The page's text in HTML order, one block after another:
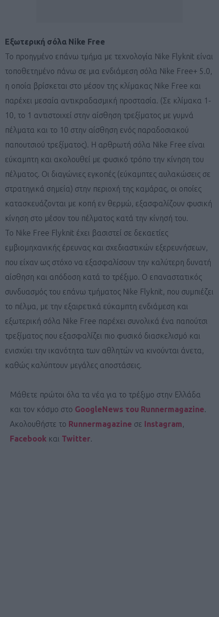
Εξωτερική σόλα Nike Free
Το προηγμένο επάνω τμήμα με τεχνολογία Nike Flyknit είναι
τοποθετημένο πάνω σε μια ενδιάμεση σόλα Nike Free+ 5.0,
η οποία βρίσκεται στο μέσον της κλίμακας Nike Free και
παρέχει μεσαία αντικραδασμική προστασία. (Σε κλίμακα 1-
10, το 1 αντιστοιχεί στην αίσθηση τρεξίματος με γυμνά
πέλματα και το 10 στην αίσθηση ενός παραδοσιακού
παπουτσιού τρεξίματος). Η αρθρωτή σόλα Nike Free είναι
εύκαμπτη και ακολουθεί με φυσικό τρόπο την κίνηση του
πέλματος. Οι διαγώνιες εγκοπές (εύκαμπτες αυλακώσεις σε
στρατηγικά σημεία) στην περιοχή της καμάρας, οι οποίες
κατασκευάζονται με κοπή εν θερμώ, εξασφαλίζουν φυσική
κίνηση στο μέσον του πέλματος κατά την κίνησή του.
Το Nike Free Flyknit έχει βασιστεί σε δεκαετίες
εμβιομηχανικής έρευνας και σχεδιαστικών εξερευνήσεων,
που είχαν ως στόχο να εξασφαλίσουν την καλύτερη δυνατή
αίσθηση και απόδοση κατά το τρέξιμο. Ο επαναστατικός
συνδυασμός του επάνω τμήματος Nike Flyknit, που συμπιέζει
το πέλμα, με την εξαιρετικά εύκαμπτη ενδιάμεση και
εξωτερική σόλα Nike Free παρέχει συνολικά ένα παπούτσι
τρεξίματος που εξασφαλίζει πιο φυσικό διασκελισμό και
ενισχύει την ικανότητα των αθλητών να κινούνται άνετα,
καθώς καλύπτουν μεγάλες αποστάσεις.
Μάθετε πρώτοι όλα τα νέα για το τρέξιμο στην Ελλάδα
και τον κόσμο στο GoogleNews του Runnermagazine.
Ακολουθήστε το Runnermagazine σε Instagram,
Facebook και Twitter.